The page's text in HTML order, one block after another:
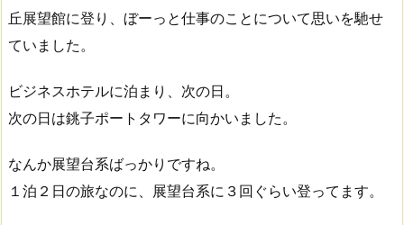
丘展望館に登り、ぼーっと仕事のことについて思いを馳せ
ていました。
ビジネスホテルに泊まり、次の日。
次の日は銚子ポートタワーに向かいました。
なんか展望台系ばっかりですね。
１泊２日の旅なのに、展望台系に３回ぐらい登ってます。